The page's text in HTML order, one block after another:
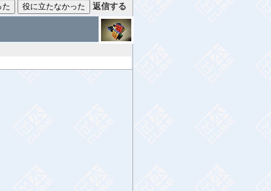
返信する